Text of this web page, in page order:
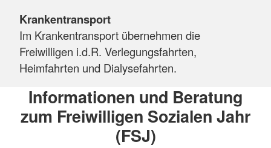
Krankentransport
Im Krankentransport übernehmen die
Freiwilligen i.d.R. Verlegungsfahrten,
Heimfahrten und Dialysefahrten.
Informationen und Beratung
zum Freiwilligen Sozialen Jahr
(FSJ)